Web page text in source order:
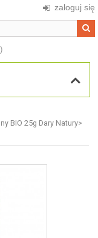
zaloguj się
BIO 25g Dary Natury>